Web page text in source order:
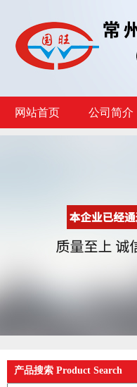
网站首页 公司简介
产品搜索 Product Search